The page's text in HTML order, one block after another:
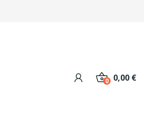
0,00 €
0